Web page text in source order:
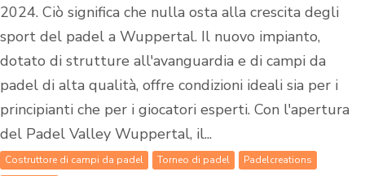
2024. Ciò significa che nulla osta alla crescita degli
sport del padel a Wuppertal. Il nuovo impianto,
dotato di strutture all'avanguardia e di campi da
padel di alta qualità, offre condizioni ideali sia per i
principianti che per i giocatori esperti. Con l'apertura
del Padel Valley Wuppertal, il...
Costruttore di campi da padel Torneo di padel
Padelcreations